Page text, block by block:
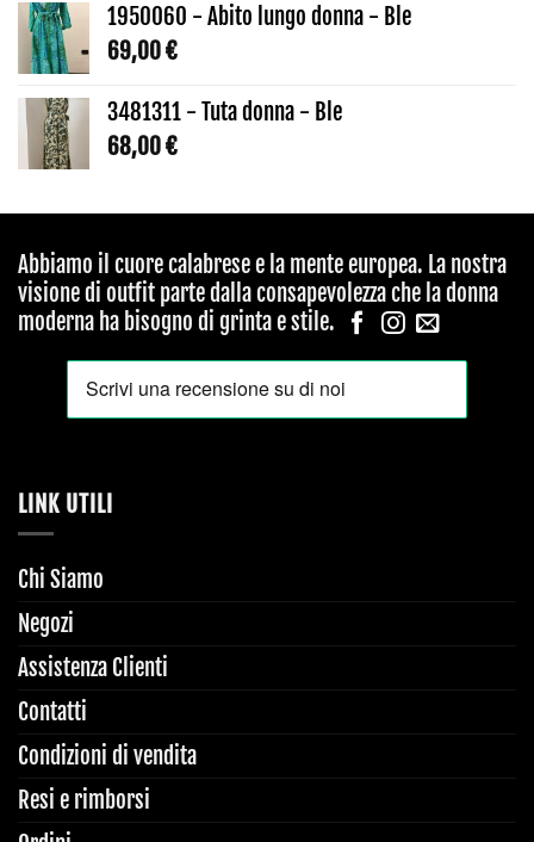
1950060 - Abito lungo donna - Ble
69,00€
3481311 - Tuta donna - Ble
68,00€
Abbiamo il cuore calabrese e la mente europea. La nostra
visione di outfit parte dalla consapevolezza che la donna
moderna ha bisogno di grinta e stile.
LINK UTILI
Chi Siamo
Negozi
Assistenza Clienti
Contatti
Condizioni di vendita
Resi e rimborsi